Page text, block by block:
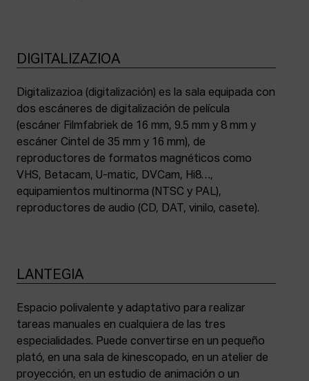
DIGITALIZAZIOA
Digitalizazioa (digitalización) es la sala equipada con
dos escáneres de digitalización de película
(escáner Filmfabriek de 16 mm, 9.5 mm y 8 mm y
escáner Cintel de 35 mm y 16 mm), de
reproductores de formatos magnéticos como
VHS, Betacam, U-matic, DVCam, Hi8…,
equipamientos multinorma (NTSC y PAL),
reproductores de audio (CD, DAT, vinilo, casete).
LANTEGIA
Espacio polivalente y adaptativo para realizar
tareas manuales en cualquiera de las tres
especialidades. Puede convertirse en un pequeño
plató, en una sala de kinescopado, en un atelier de
proyección, en un estudio de animación o un